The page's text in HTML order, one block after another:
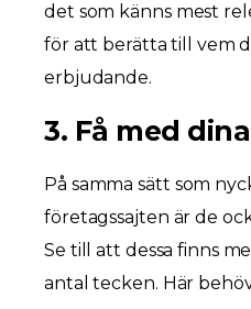
det som känns mest
för att berätta till vem
erbjudande.
3. Få med
På samma sätt som
företagssajten är de
Se till att dessa finns
antal tecken. Här